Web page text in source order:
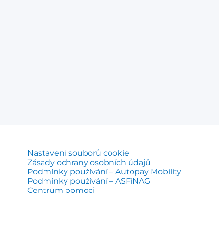
Nastavení souborů cookie
Zásady ochrany osobních údajů
Podmínky používání – Autopay Mobility
Podmínky používání – ASFiNAG
Centrum pomoci